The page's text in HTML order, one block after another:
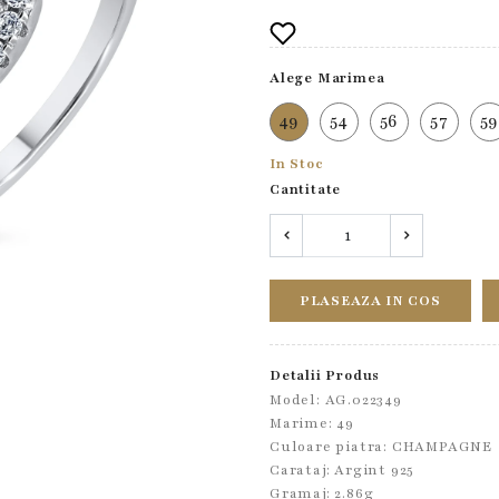
Alege Marimea
49 54 56 57 59
In Stoc
Cantitate
PLASEAZA IN COS
Detalii Produs
Model: AG.022349
Marime: 49
Culoare piatra: CHAMPAGNE
Carataj: Argint 925
Gramaj: 2.86g